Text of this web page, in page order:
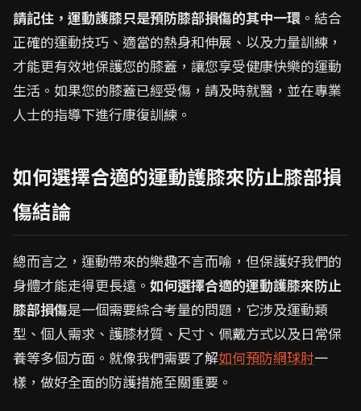
請記住，運動護膝只是預防膝部損傷的其中一環 。結合
正確的運動技巧、適當的熱身和伸展、以及力量訓練，
才能更有效地保護您的膝蓋，讓您享受健康快樂的運動
生活。如果您的膝蓋已經受傷，請及時就醫，並在專業
人士的指導下進行康復訓練。
如何選擇合適的運動護膝來防止膝部損
傷結論
總而言之，運動帶來的樂趣不言而喻，但保護好我們的
身體才能走得更長遠。 如何選擇合適的運動護膝來防止
膝部損傷是一個需要綜合考量的問題，它涉及運動類
型、個人需求、護膝材質、尺寸、佩戴方式以及日常保
養等多個方面。就像我們需要了解如何預防網球肘一
樣，做好全面的防護措施至關重要。